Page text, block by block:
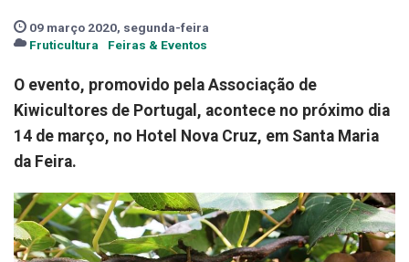
09 março 2020, segunda-feira
Fruticultura
Feiras & Eventos
O evento, promovido pela Associação de
Kiwicultores de Portugal, acontece no próximo dia
14 de março, no Hotel Nova Cruz, em Santa Maria
da Feira.